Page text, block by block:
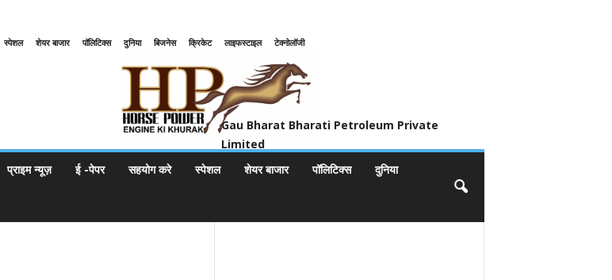
स्पेशल शेयर बाजार पॉलिटिक्स दुनिया बिजनेस क्रिकेट लाइफस्टाइल
टेक्नोलॉजी
Gau Bharat Bharati Petroleum Private
Limited
प्राइम न्यूज़ ई -पेपर सहयोग करे स्पेशल शेयर बाजार पॉलिटिक्स दुनिया